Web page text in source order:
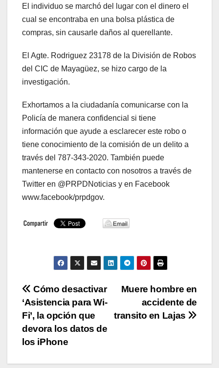
El individuo se marchó del lugar con el dinero el
cual se encontraba en una bolsa plástica de
compras, sin causarle daños al querellante.
El Agte. Rodriguez 23178 de la División de Robos
del CIC de Mayagüez, se hizo cargo de la
investigación.
Exhortamos a la ciudadanía comunicarse con la
Policía de manera confidencial si tiene
información que ayude a esclarecer este robo o
tiene conocimiento de la comisión de un delito a
través del 787-343-2020. También puede
mantenerse en contacto con nosotros a través de
Twitter en @PRPDNoticias y en Facebook
www.facebook/prpdgov.
Navegación
de
entradas
Muere hombre en
accidente de
transito en Lajas
Cómo desactivar
‘Asistencia para Wi-
Fi’, la opción que
devora los datos de
los iPhone